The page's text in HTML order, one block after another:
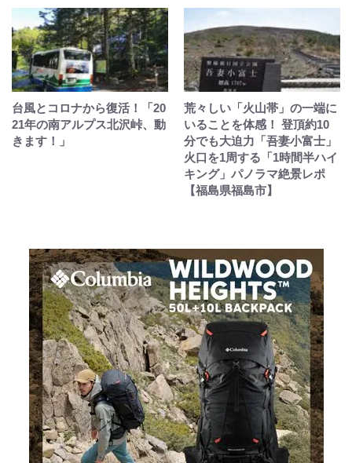
台風とコロナから復活！「20
21年の南アルプス北沢峠、動
きます！」
荒々しい「火山帯」の一端に
いることを体感！ 登頂約10
分でも大迫力「吾妻小富士」
火口を1周する「1時間半ハイ
キング」パノラマ絶景レポ
【福島県福島市】